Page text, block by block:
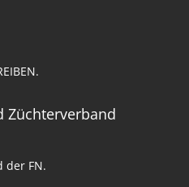
Züchterverband
der FN.